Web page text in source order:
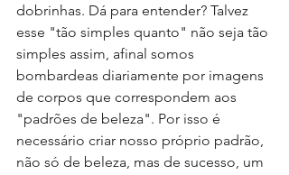
dobrinhas. Dá para entender? Talvez
esse "tão simples quanto" não seja tão
simples assim, afinal somos
bombardeas diariamente por imagens
de corpos que correspondem aos
"padrões de beleza". Por isso é
necessário criar nosso próprio padrão,
não só de beleza, mas de sucesso, um